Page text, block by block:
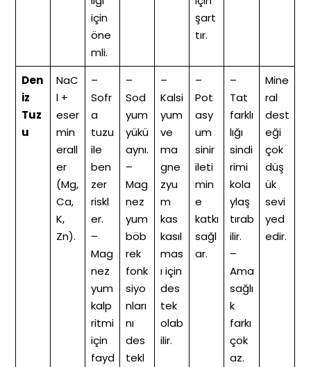
için
öne
mli.
şart
tır.
Den
iz
Tuz
u
NaC
l +
eser
min
erall
er
(Mg,
Ca,
K,
Zn).
–
Sofr
a
tuzu
ile
ben
zer
riskl
er.
–
Mag
nez
yum
kalp
ritmi
için
fayd
–
Sod
yum
yükü
aynı.
–
Mag
nez
yum
böb
rek
fonk
siyo
nları
nı
des
tekl
–
Kalsi
yum
ve
ma
gne
zyu
m
kas
kasıl
mas
ı için
des
tek
olab
ilir.
–
Pot
asy
um
sinir
ileti
min
e
katkı
sağl
ar.
–
Tat
farklı
lığı
sindi
rimi
kola
ylaş
tırab
ilir.
–
Ama
sağlı
k
farkı
çok
az.
Mine
ral
dest
eği
çok
düş
ük
sevi
yed
edir.